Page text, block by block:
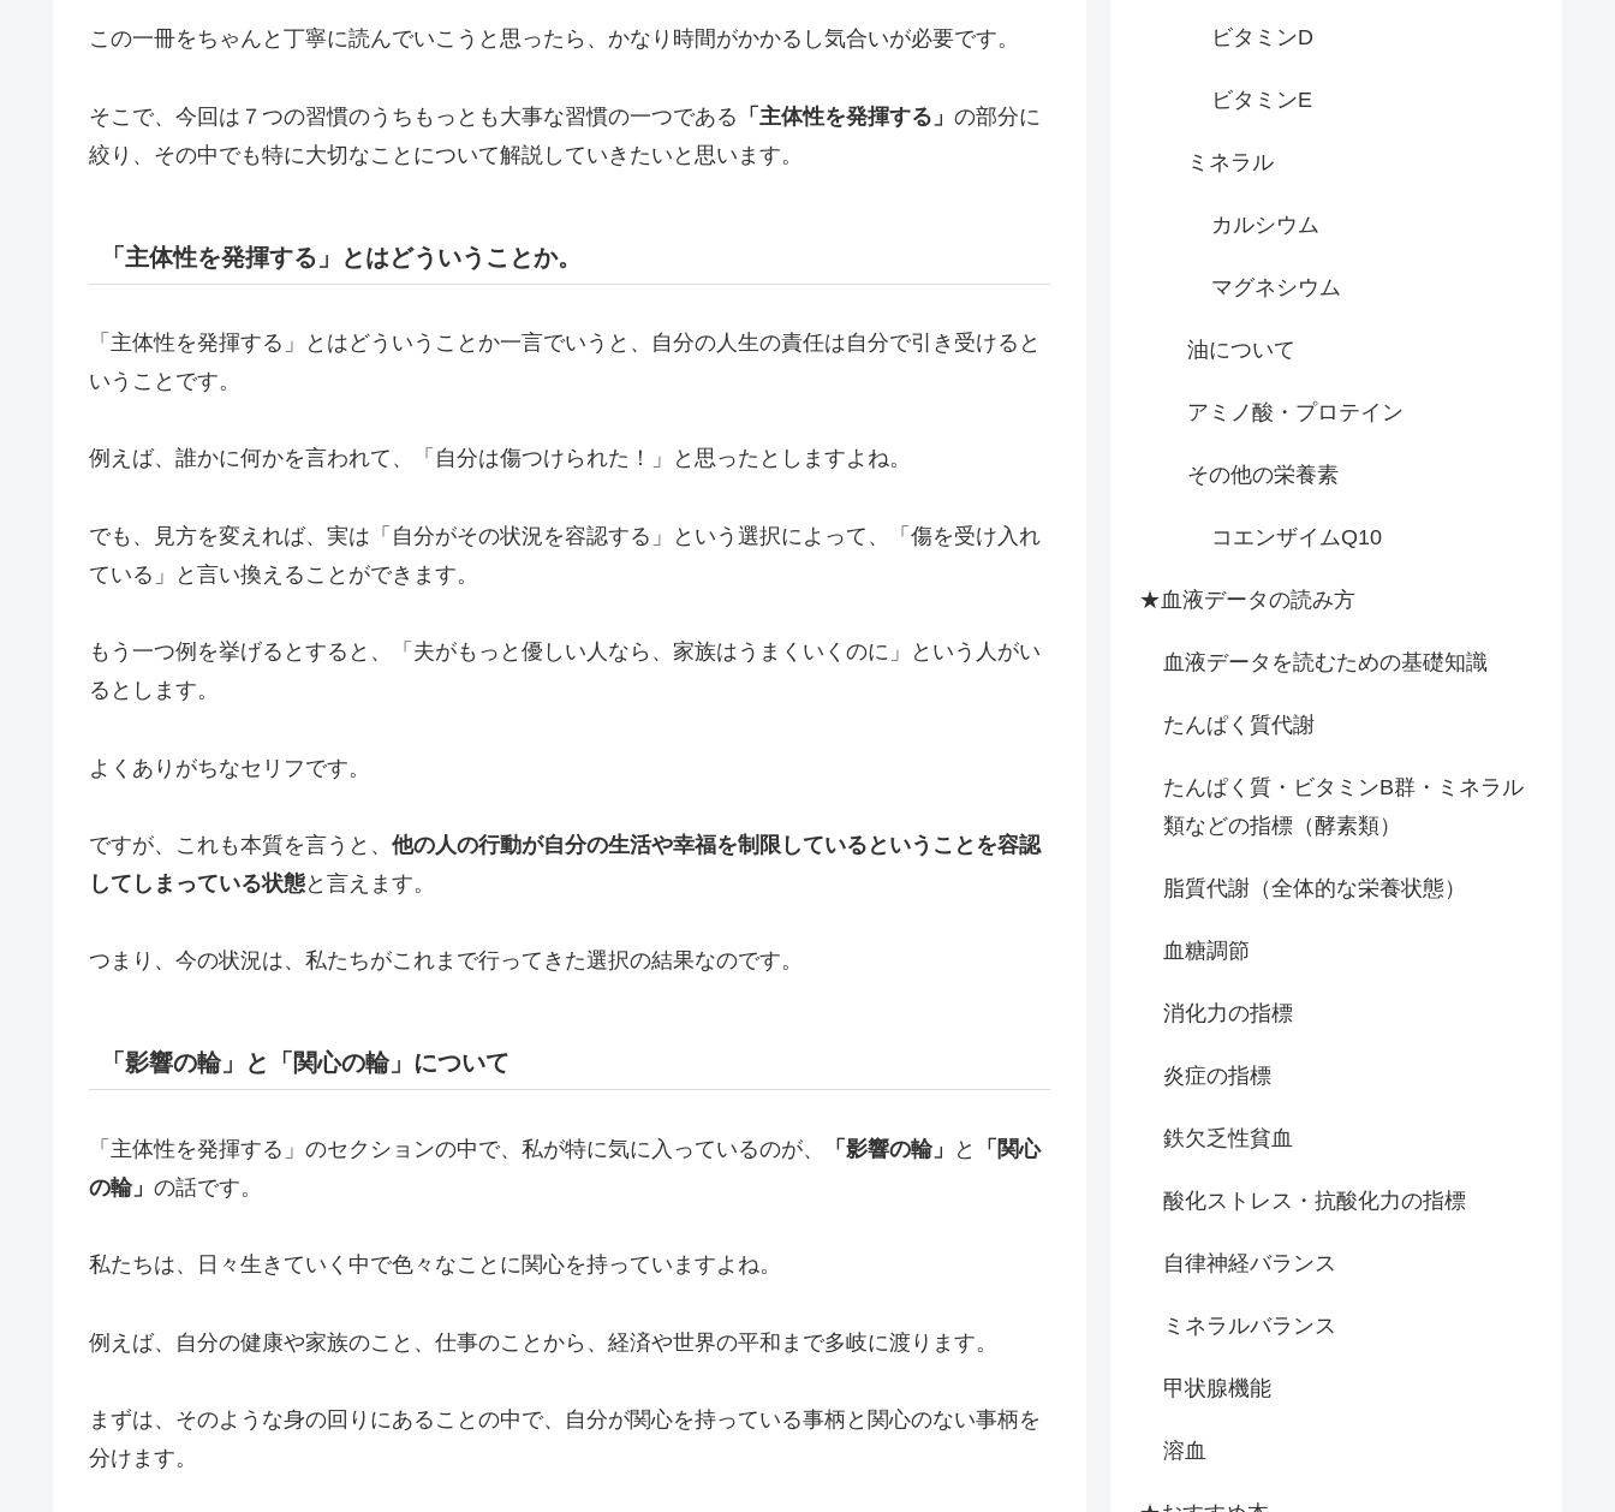
この一冊をちゃんと丁寧に読んでいこうと思ったら、かなり時間がかかるし気合いが必要です。
そこで、今回は７つの習慣のうちもっとも大事な習慣の一つである 「主体性を発揮する」 の部分に
絞り、その中でも特に大切なことについて解説していきたいと思います。
「主体性を発揮する」とはどういうことか。
「主体性を発揮する」とはどういうことか一言でいうと、自分の人生の責任は自分で引き受けると
いうことです。
例えば、誰かに何かを言われて、「自分は傷つけられた！」と思ったとしますよね。
でも、見方を変えれば、実は「自分がその状況を容認する」という選択によって、「傷を受け入れ
ている」と言い換えることができます。
もう一つ例を挙げるとすると、「夫がもっと優しい人なら、家族はうまくいくのに」という人がい
るとします。
よくありがちなセリフです。
ですが、これも本質を言うと、 他の人の行動が自分の生活や幸福を制限しているということを容認
してしまっている状態と言えます。
つまり、今の状況は、私たちがこれまで行ってきた選択の結果なのです。
「影響の輪」と「関心の輪」について
「主体性を発揮する」のセクションの中で、私が特に気に入っているのが、 「影響の輪」 と
「関心
の輪」 の話です。
私たちは、日々生きていく中で色々なことに関心を持っていますよね。
例えば、自分の健康や家族のこと、仕事のことから、経済や世界の平和まで多岐に渡ります。
まずは、そのような身の回りにあることの中で、自分が関心を持っている事柄と関心のない事柄を
分けます。
ビタミンD
ビタミンE
ミネラル
カルシウム
マグネシウム
油について
アミノ酸・プロテイン
その他の栄養素
コエンザイムQ10
★血液データの読み方
血液データを読むための基礎知識
たんぱく質代謝
たんぱく質・ビタミンB群・ミネラル
類などの指標（酵素類）
脂質代謝（全体的な栄養状態）
血糖調節
消化力の指標
炎症の指標
鉄欠乏性貧血
酸化ストレス・抗酸化力の指標
自律神経バランス
ミネラルバランス
甲状腺機能
溶血